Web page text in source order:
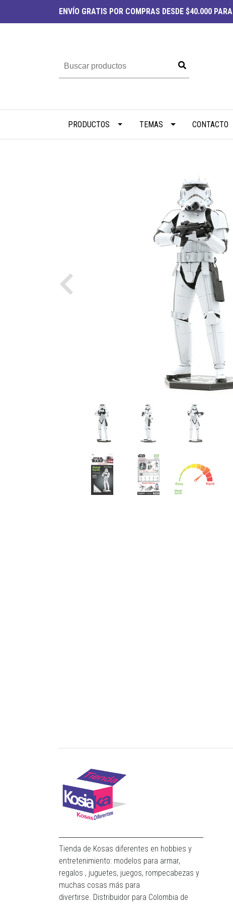
ENVÍO GRATIS POR COMPRAS DESDE $40.000
PRODUCTOS TEMAS CONTACTO
Previous
Tienda de Kosas diferentes en hobbies y
entretenimiento: modelos para armar,
regalos , juguetes, juegos, rompecabezas y
muchas cosas más para
divertirse. Distribuidor para Colombia de